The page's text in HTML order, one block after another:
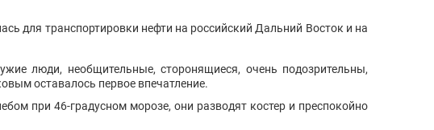
для транспортировки нефти на российский Дальний Восток и на
люди, необщительные, сторонящиеся, очень подозрительны,
оставалось первое впечатление.
при 46-градусном морозе, они разводят костер и преспокойно